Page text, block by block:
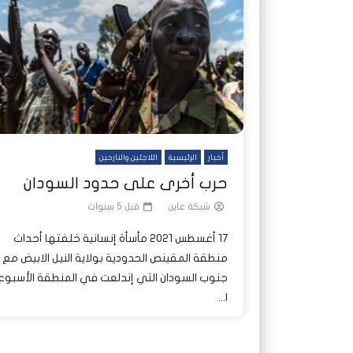
شاهد
عملتان وتطبيق مصرفي واحد.. كيف
تشظى النظام المصرفي في حرب
السودان؟
تصدر
ديون
شاهد
عملتان وتطبيق مصرفي واحد.. كيف
تشظى النظام المصرفي في حرب
السودان؟
هجمات
على
أخبار الرئيسية اللاجئين والنازحين
حرب أخرى على حدود السودان
شبكة عاين قبل 5 سنوات
17 أغسطس 2021 مأسأة إنسانية خلفتها أحداث
منطقة المقينص الحدودية بولاية النيل الابيض مع
جنوب السودان التي إندلعت في المنطقة
ا...